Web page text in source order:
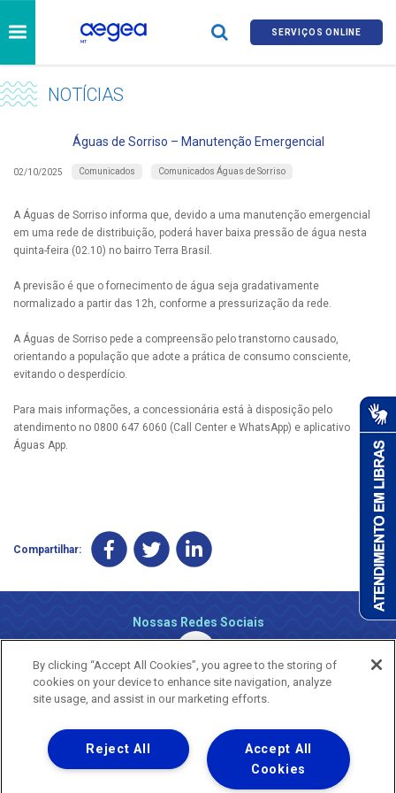
SERVIÇOS ONLINE
NOTÍCIAS
Águas de Sorriso – Manutenção Emergencial
02/10/2025 Comunicados Comunicados Águas de Sorriso
A Águas de Sorriso informa que, devido a uma manutenção emergencial
em uma rede de distribuição, poderá haver baixa pressão de água nesta
quinta-feira (02.10) no bairro Terra Brasil.
A previsão é que o fornecimento de água seja gradativamente
normalizado a partir das 12h, conforme a pressurização da rede.
A Águas de Sorriso pede a compreensão pelo transtorno causado,
orientando a população que adote a prática de consumo consciente,
evitando o desperdício.
Para mais informações, a concessionária está à disposição pelo
atendimento no 0800 647 6060 (Call Center e WhatsApp) e aplicativo
Águas App.
Compartilhar:
Nossas Redes Sociais
Uma empresa
Copyright ® 2026 - Todos os Direitos Reservados.
By clicking “Accept All Cookies”, you agree to the storing of
cookies on your device to enhance site navigation, analyze
site usage, and assist in our marketing efforts.
Accept All
Cookies
Reject All